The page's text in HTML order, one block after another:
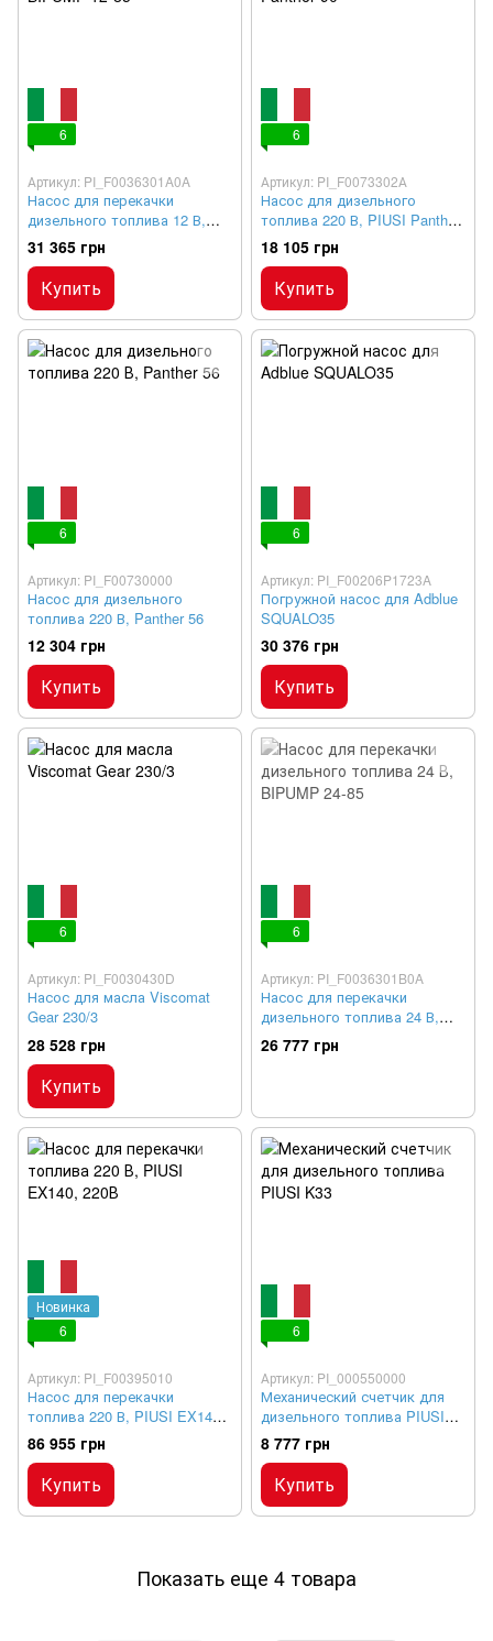
6
Артикул: PI_F0036301A0A
Насос для перекачки
дизельного топлива 12 В,
BIPUMP 12-85
31 365 грн
Купить
6
Артикул: PI_F0073302А
Насос для дизельного
топлива 220 В, PIUSI Panther
90
18 105 грн
Купить
6
Артикул: PI_F00730000
Насос для дизельного
топлива 220 В, Panther 56
12 304 грн
Купить
6
Артикул: PI_F00206P1723A
Погружной насос для Adblue
SQUALO35
30 376 грн
Купить
6
Артикул: PI_F0030430D
Насос для масла Viscomat
Gear 230/3
28 528 грн
Купить
6
Артикул: PI_F0036301B0A
Насос для перекачки
дизельного топлива 24 В,
BIPUMP 24-85
26 777 грн
Новинка
6
Артикул: PI_F00395010
Насос для перекачки
топлива 220 В, PIUSI EX140,
220В
86 955 грн
Купить
6
Артикул: PI_000550000
Механический счетчик для
дизельного топлива PIUSI
K33
8 777 грн
Купить
Показать еще 4 товара